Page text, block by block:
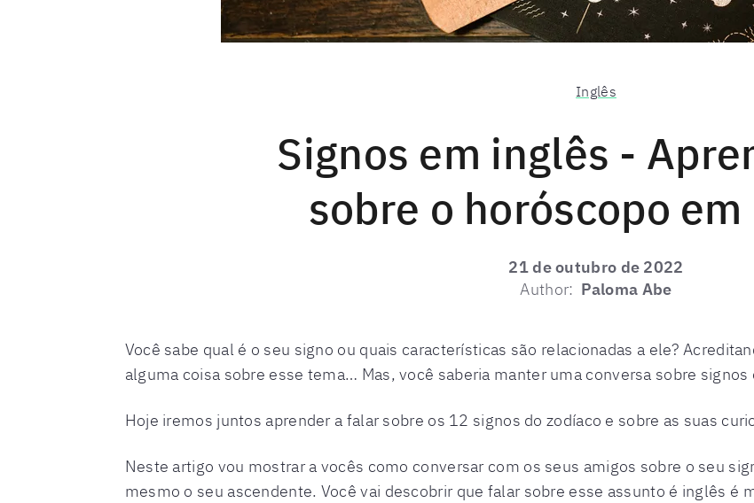
Inglês
Signos em inglês -
sobre o horóscopo
21 de outubro de 2022
Author: Paloma Abe
Você sabe qual é o seu signo ou quais características são relacionadas a ele?
alguma coisa sobre esse tema… Mas, você saberia manter uma conversa sobre signos
Hoje iremos juntos aprender a falar sobre os 12 signos do zodíaco e sobre as suas
Neste artigo vou mostrar a vocês como conversar com os seus amigos sobre o seu
mesmo o seu ascendente. Você vai descobrir que falar sobre esse assunto é inglês é